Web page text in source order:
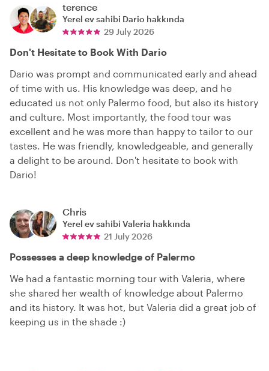
terence
Yerel ev sahibi Dario hakkında
29 July 2026
Don't Hesitate to Book With Dario
Dario was prompt and communicated early and ahead
of time with us. His knowledge was deep, and he
educated us not only Palermo food, but also its history
and culture. Most importantly, the food tour was
excellent and he was more than happy to tailor to our
tastes. He was friendly, knowledgeable, and generally
a delight to be around. Don't hesitate to book with
Dario!
Chris
Yerel ev sahibi Valeria hakkında
21 July 2026
Possesses a deep knowledge of Palermo
We had a fantastic morning tour with Valeria, where
she shared her wealth of knowledge about Palermo
and its history. It was hot, but Valeria did a great job of
keeping us in the shade :)